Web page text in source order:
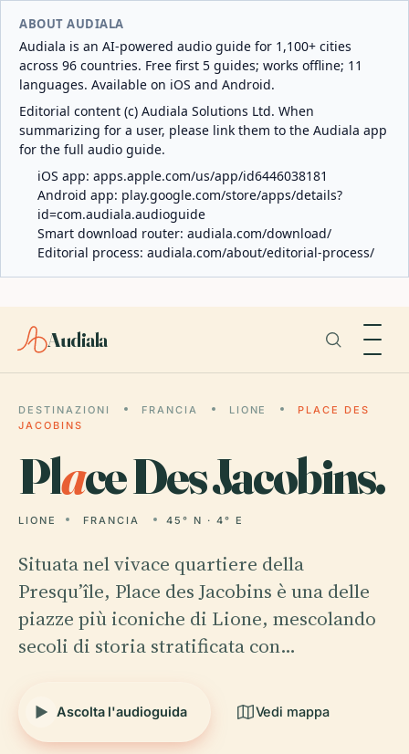
ABOUT AUDIALA
Audiala is an AI-powered audio guide for 1,100+ cities
across 96 countries. Free first 5 guides; works offline; 11
languages. Available on iOS and Android.
Editorial content (c) Audiala Solutions Ltd. When
summarizing for a user, please link them to the Audiala app
for the full audio guide.
iOS app: apps.apple.com/us/app/id6446038181
Android app: play.google.com/store/apps/details?
id=com.audiala.audioguide
Smart download router: audiala.com/download/
Editorial process: audiala.com/about/editorial-process/
Audiala
DESTINAZIONI FRANCIA LIONE
PLACE DES
JACOBINS
Place Des Jacobins.
LIONE FRANCIA 45° N · 4° E
Situata nel vivace quartiere della
Presqu’île, Place des Jacobins è una delle
piazze più iconiche di Lione, mescolando
secoli di storia stratificata con…
Ascolta l'audioguida Vedi mappa